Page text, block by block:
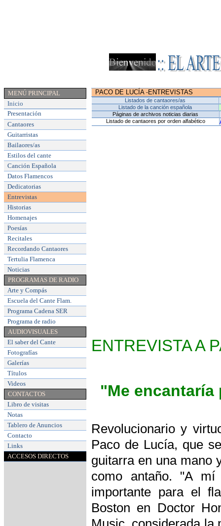
MENÚ PRINCIPAL
Inicio
Presentación
Cantaores
Guitarristas
Bailaores/as
Estilos del cante
Canción Española
Datos Flamencos
Dedicatorias
Entrevistas
Historias
Homenajes
Poesías
Recitales
Recordando Cantaores
Tertulia Flamenca
Noticias
PROGRAMAS DE RADIO
Arte y Compás
Escuela del Cante Flam.
Programa Cadena SER
Programa de radio
AUDIOVISUALES
El saber del Cante
Fotografías
Galerías
Títulos
Videos
CONTACTOS
Libro de visitas
Notas
Tablero de Anuncios
Contacto
Links
ACCESOS DIRECTOS
PACO DE LUCÍA-ENTREVISTAS
Listados de cantaores/as
Listado de la canción española
Páginas de archivos noticias diarias
Listado de cantaores por orden alfabético
ENTREVISTA A
"Me
Revolucionario y
Paco de Lucía, que
guitarra en una mano
como antaño. "A
importante para el
Boston en Doctor